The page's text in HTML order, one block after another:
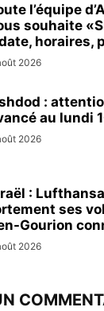
l’équipe
souhaite
horaires,
2026
:
au lundi
2026
:
ses
Gourion
2026